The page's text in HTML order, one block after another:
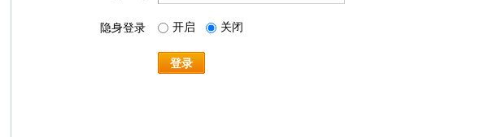
隐身登录 开启 关闭
登录